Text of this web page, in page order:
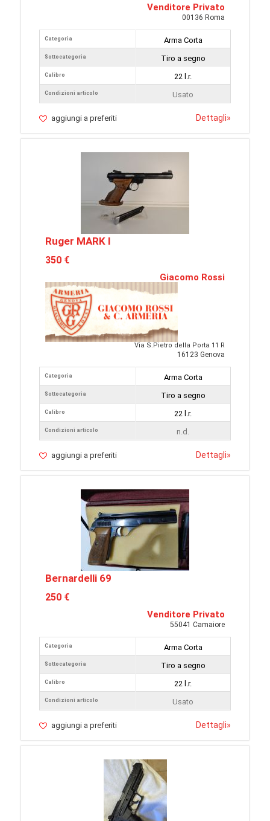
Venditore Privato
00136 Roma
Categoria
Sottocategoria
Calibro
Condizioni articolo
Arma Corta
Tiro a segno
22 l.r.
Usato
aggiungi a preferiti Dettagli»
Ruger MARK I
350 €
Giacomo Rossi
Via S.Pietro della Porta 11 R
16123 Genova
Categoria
Sottocategoria
Calibro
Condizioni articolo
Arma Corta
Tiro a segno
22 l.r.
n.d.
aggiungi a preferiti Dettagli»
Bernardelli 69
250 €
Venditore Privato
55041 Camaiore
Categoria
Sottocategoria
Calibro
Condizioni articolo
Arma Corta
Tiro a segno
22 l.r.
Usato
aggiungi a preferiti Dettagli»